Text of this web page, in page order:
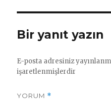
Bir yanıt yazın
E-posta adresiniz
işaretlenmişlerdir
YORUM *